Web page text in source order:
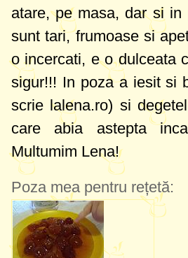
atare, pe masa, dar si in
sunt tari, frumoase si
o incercati, e o dulceata
sigur!!! In poza a iesit si
scrie lalena.ro) si
care abia astepta
Multumim Lena!
Poza mea pentru rețetă: